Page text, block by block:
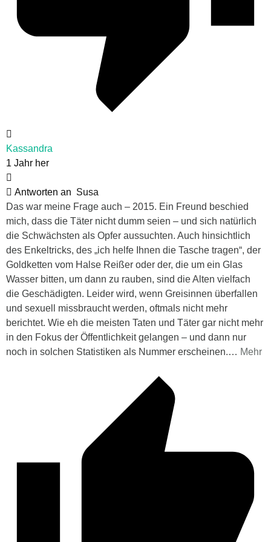
Kassandra
1 Jahr her
Antworten an Susa
Das war meine Frage auch – 2015. Ein Freund beschied
mich, dass die Täter nicht dumm seien – und sich natürlich
die Schwächsten als Opfer aussuchten. Auch hinsichtlich
des Enkeltricks, des „ich helfe Ihnen die Tasche tragen“, der
Goldketten vom Halse Reißer oder der, die um ein Glas
Wasser bitten, um dann zu rauben, sind die Alten vielfach
die Geschädigten. Leider wird, wenn Greisinnen überfallen
und sexuell missbraucht werden, oftmals nicht mehr
berichtet. Wie eh die meisten Taten und Täter gar nicht mehr
in den Fokus der Öffentlichkeit gelangen – und dann nur
noch in solchen Statistiken als Nummer erscheinen.… Mehr